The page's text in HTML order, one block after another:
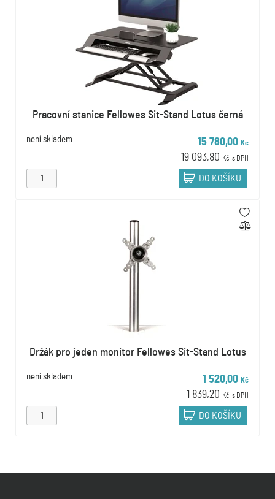
Pracovní stanice Fellowes Sit-Stand Lotus černá
není skladem 15 780,00 Kč
19 093,80 Kč s DPH
DO KOŠÍKU
Držák pro jeden monitor Fellowes Sit-Stand Lotus
není skladem 1 520,00 Kč
1 839,20 Kč s DPH
DO KOŠÍKU